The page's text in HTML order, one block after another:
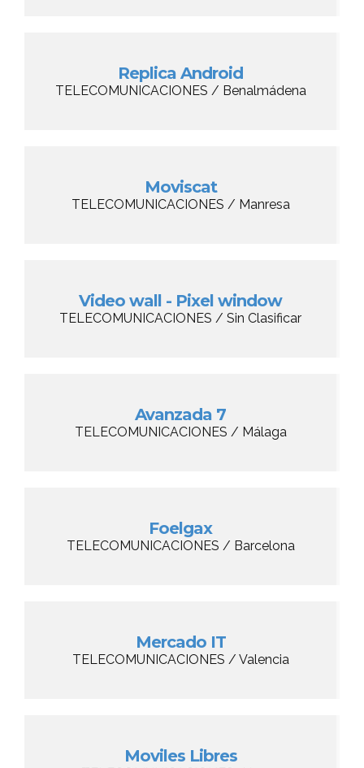
Replica Android
TELECOMUNICACIONES / Benalmádena
Moviscat
TELECOMUNICACIONES / Manresa
Video wall - Pixel window
TELECOMUNICACIONES / Sin Clasificar
Avanzada 7
TELECOMUNICACIONES / Málaga
Foelgax
TELECOMUNICACIONES / Barcelona
Mercado IT
TELECOMUNICACIONES / Valencia
Moviles Libres